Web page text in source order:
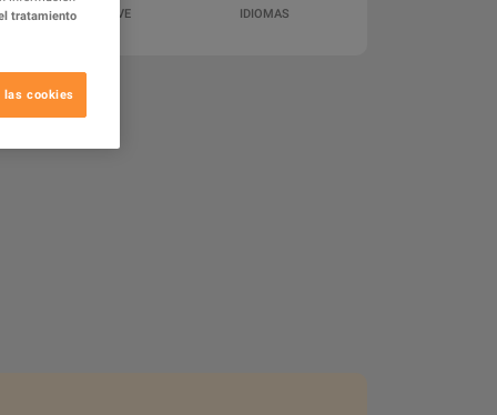
LOS DETALLES CLAVE
IDIOMAS
tratamiento
las cookies